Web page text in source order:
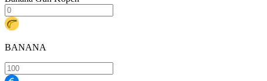
BANANA